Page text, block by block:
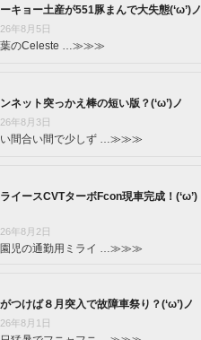
キョー土産が551豚まんで大失態(‘ω’)ノ
年8月5日
のCeleste … ≫≫≫
ネット突っかえ棒の短い版？(‘ω’)ノ
年8月3日
間合い間で少しず … ≫≫≫
イースCVTターボFcon現車完成！(‘ω’)
年8月2日
児の通勤用ミライ … ≫≫≫
つけば８月突入で故障車祭り？(‘ω’)ノ
年8月1日